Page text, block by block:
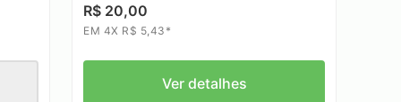
R$ 20,00
EM 4X R$ 5,43*
Ver detalhes